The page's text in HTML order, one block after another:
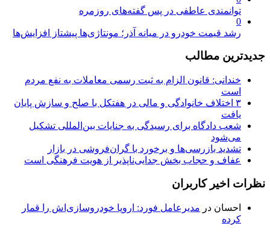
توانمندی عاطفی در پس گفته‌های روزمره
0
رشد قیمت خودرو در میانه آذر؛ مونتاژی‌ها پیشتاز افزایش‌ها
جدیدترین مطالب
خندانی: قانون الزام به ثبت رسمی معاملات به نفع مردم
است
۳ اختلاف خانوادگی و مالی در هفتکل با صلح و سازش پایان
یافت
شعب دادگاه برای رسیدگی به جنایات بین‌المللی تشکیل
می‌شود
تشدید بازرسی‌ها و برخورد با گران‌فروشی در بازار
عفاف و حجاب بخش جدایی‌ناپذیر از هویت فرهنگی است
نظرات اخیر کاربران
احسان در مدیرعامل فورد: اروپا خودروسازی‌اش را قمار
کرده